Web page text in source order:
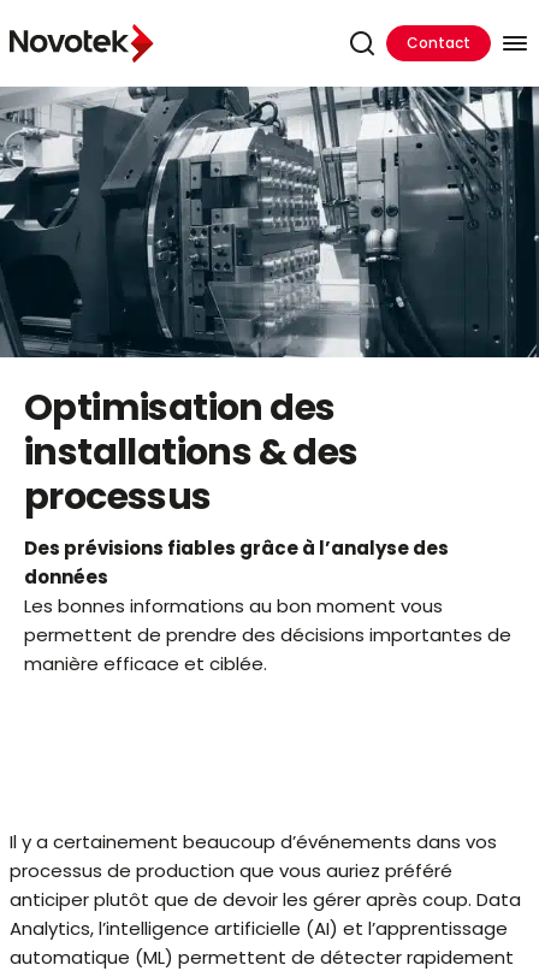
Contact
Optimisation des
installations & des
processus
Des prévisions fiables grâce à l’analyse des
données
Les bonnes informations au bon moment vous
permettent de prendre des décisions importantes de
manière efficace et ciblée.
Il y a certainement beaucoup d’événements dans vos
processus de production que vous auriez préféré
anticiper plutôt que de devoir les gérer après coup. Data
Analytics, l’intelligence artificielle (AI) et l’apprentissage
automatique (ML) permettent de détecter rapidement